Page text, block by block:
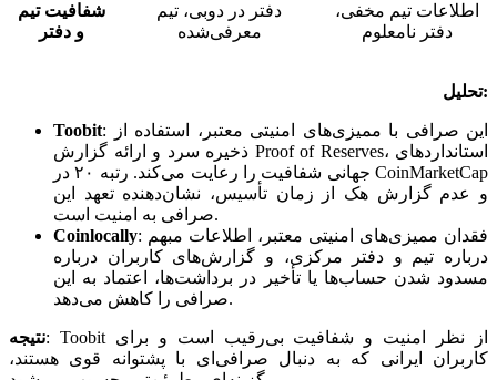
شفافیت تیم
و دفتر
دفتر در دوبی، تیم
معرفی‌شده
اطلاعات تیم مخفی،
دفتر نامعلوم
تحلیل:
Toobit:
ذخیره سرد و ارائه گزارش Proof of Reserves، استانداردهای
جهانی شفافیت را رعایت می‌کند. رتبه ۲۰ در CoinMarketCap
و عدم گزارش هک از زمان تأسیس، نشان‌دهنده تعهد این
صرافی به امنیت است.
Coinlocally: فقدان ممیزی‌های امنیتی معتبر، اطلاعات مبهم
درباره تیم و دفتر مرکزی، و گزارش‌های کاربران درباره
مسدود شدن حساب‌ها یا تأخیر در برداشت‌ها، اعتماد به این
صرافی را کاهش می‌دهد.
نتیجه: Toobit از نظر امنیت و شفافیت بی‌رقیب است و برای
کاربران ایرانی که به دنبال صرافی‌ای با پشتوانه قوی هستند،